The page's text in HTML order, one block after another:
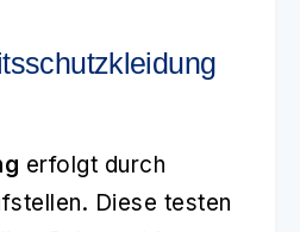
erfolgt durch
Diese testen